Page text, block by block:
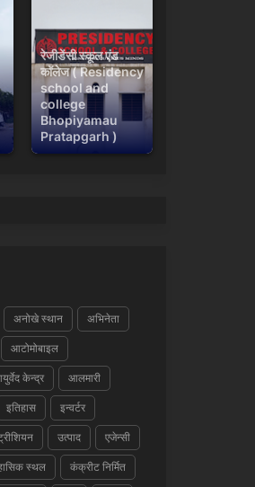
रेजीडेंसी स्कूल एंड
कॉलेज ( Residency
school and
college
Bhopiyamau
Pratapgarh )
अनोखे स्थान अभिनेता
आटोमोबाइल
केन्द्र आलमारी
इतिहास इन्वर्टर
उत्पाद एजेन्सी
स्थल कंक्रीट निर्मित